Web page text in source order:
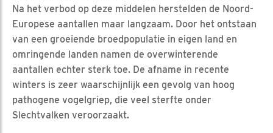
Na het verbod op deze middelen herstelden de Noord-
Europese aantallen maar langzaam. Door het ontstaan
van een groeiende broedpopulatie in eigen land en
omringende landen namen de overwinterende
aantallen echter sterk toe. De afname in recente
winters is zeer waarschijnlijk een gevolg van hoog
pathogene vogelgriep, die veel sterfte onder
Slechtvalken veroorzaakt.